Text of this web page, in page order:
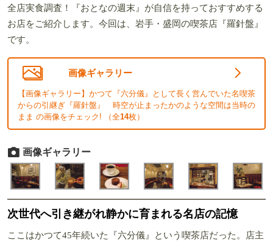
全店実食調査！『おとなの週末』が自信を持っておすすめする
お店をご紹介します。今回は、岩手・盛岡の喫茶店『羅針盤』
です。
画像ギャラリー
【画像ギャラリー】かつて『六分儀』として長く営んでいた名喫茶
からの引継ぎ『羅針盤』 時空が止まったかのような空間は当時の
まま の画像をチェック! （全14枚）
画像ギャラリー
次世代へ引き継がれ静かに育まれる名店の記憶
ここはかつて45年続いた『六分儀』という喫茶店だった。店主